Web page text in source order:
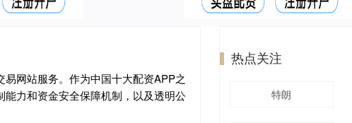
网站服务。作为中国十大配资APP之
力和资金安全保障机制，以及透明公
热点关注
特朗